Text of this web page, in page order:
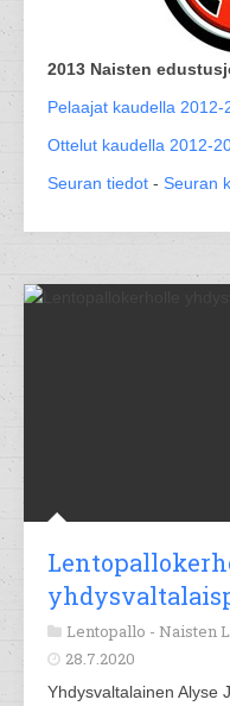
2013 Naisten
Pelaajat kaudella 2012-
Ottelut kaudella 2012-
Seuran tiedot - Seuran
Lentopallo - Naisten
28.7.2020
Yhdysvaltalainen Alyse